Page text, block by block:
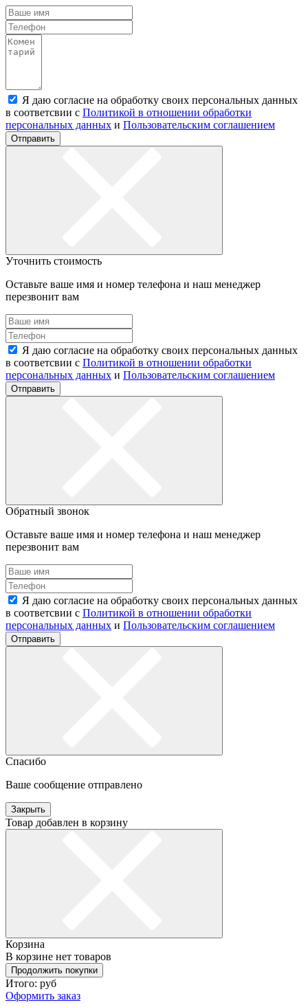
Я даю согласие на обработку своих персональных данных
в соответсвии с Политикой в отношении обработки
персональных данных и Пользовательским соглашением
Отправить
Уточнить стоимость
Оставьте ваше имя и номер телефона и наш менеджер
перезвонит вам
Я даю согласие на обработку своих персональных данных
в соответсвии с Политикой в отношении обработки
персональных данных и Пользовательским соглашением
Отправить
Обратный звонок
Оставьте ваше имя и номер телефона и наш менеджер
перезвонит вам
Я даю согласие на обработку своих персональных данных
в соответсвии с Политикой в отношении обработки
персональных данных и Пользовательским соглашением
Отправить
Спасибо
Ваше сообщение отправлено
Закрыть
Товар добавлен в корзину
Корзина
В корзине нет товаров
Продолжить покупки
Итого: руб
Оформить заказ